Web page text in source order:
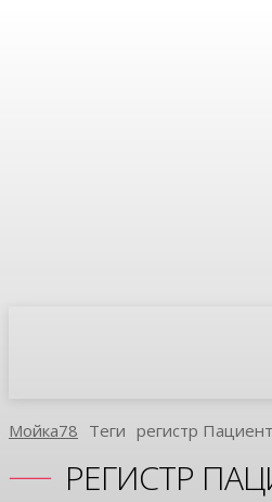
Мойка78 Теги Регистр
РЕГИСТР